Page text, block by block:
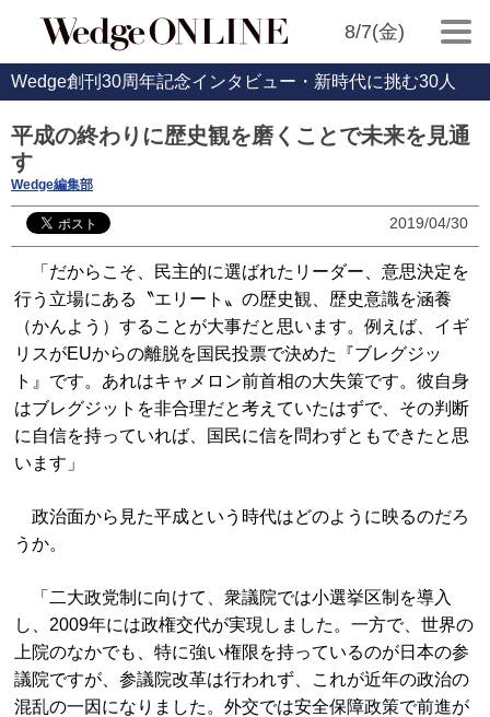
8/7(金)
Wedge創刊30周年記念インタビュー・新時代に挑む30人
平成の終わりに歴史観を磨くことで未来を見通
す
Wedge編集部
2019/04/30
「だからこそ、民主的に選ばれたリーダー、意思決定を
行う立場にある〝エリート〟の歴史観、歴史意識を涵養
（かんよう）することが大事だと思います。例えば、イギ
リスがEUからの離脱を国民投票で決めた『ブレグジッ
ト』です。あれはキャメロン前首相の大失策です。彼自身
はブレグジットを非合理だと考えていたはずで、その判断
に自信を持っていれば、国民に信を問わずともできたと思
います」
政治面から見た平成という時代はどのように映るのだろ
うか。
「二大政党制に向けて、衆議院では小選挙区制を導入
し、2009年には政権交代が実現しました。一方で、世界の
上院のなかでも、特に強い権限を持っているのが日本の参
議院ですが、参議院改革は行われず、これが近年の政治の
混乱の一因になりました。外交では安全保障政策で前進が